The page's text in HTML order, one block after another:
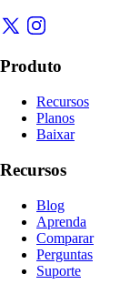
Produto
Recursos
Planos
Baixar
Recursos
Blog
Aprenda
Comparar
Perguntas
Suporte